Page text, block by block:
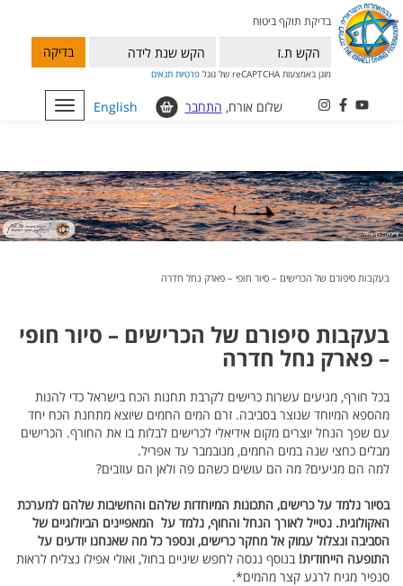
בדיקת תוקף ביטוח
בדיקה
מוגן באמצעות reCAPTCHA של גוגל פרטיות תנאים
Toggle
navigation
English שלום אורח, התחבר
בעקבות סיפורם של הכרישים – סיור חופי – פארק נחל חדרה
בעקבות סיפורם של הכרישים – סיור חופי
– פארק נחל חדרה
בכל חורף, מגיעים עשרות כרישים לקרבת תחנות הכח בישראל כדי להנות
מהספא המיוחד שנוצר בסביבה. זרם המים החמים שיוצא מתחנת הכח יחד
עם שפך הנחל יוצרים מקום אידיאלי לכרישים לבלות בו את החורף. הכרישים
מבלים כחצי שנה במים החמים, מנובמבר עד אפריל.
למה הם מגיעים? מה הם עושים כשהם פה ולאן הם עוזבים?
בסיור נלמד על כרישים, התכונות המיוחדות שלהם והחשיבות שלהם למערכת
האקולוגית. נטייל לאורך הנחל והחוף, נלמד על המאפיינים הביולוגיים של
הסביבה ונצלול עמוק אל מחקר כרישים, ונספר כל מה שאנחנו יודעים על
התופעה הייחודית! בנוסף ננסה לחפש שיניים בחול, ואולי אפילו נצליח לראות
סנפיר מגיח לרגע קצר מהמים*.